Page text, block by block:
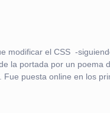
modificar el CSS -
la portada por un poema
puesta online en los